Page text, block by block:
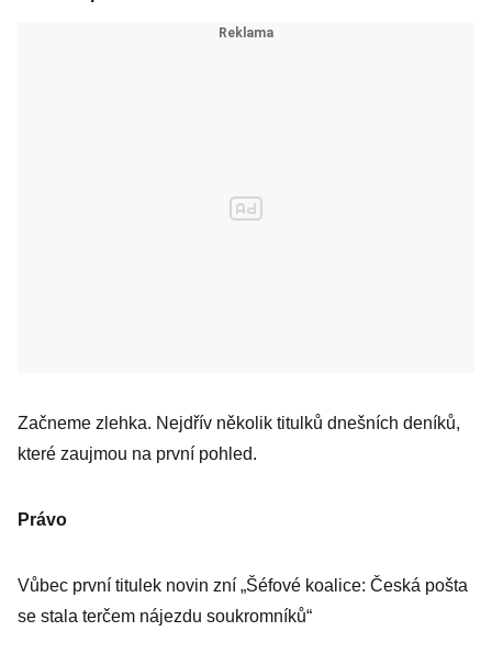
Začneme zlehka. Nejdřív několik titulků dnešních deníků,
které zaujmou na první pohled.
Právo
Vůbec první titulek novin zní „Šéfové koalice: Česká pošta
se stala terčem nájezdu soukromníků“